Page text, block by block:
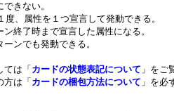
きない。
度、属性を１つ宣言して発動できる。
終了時まで宣言した属性になる。
ンでも発動できる。
は「 カードの状態表記について 」をご
は「 カードの梱包方法について 」を必